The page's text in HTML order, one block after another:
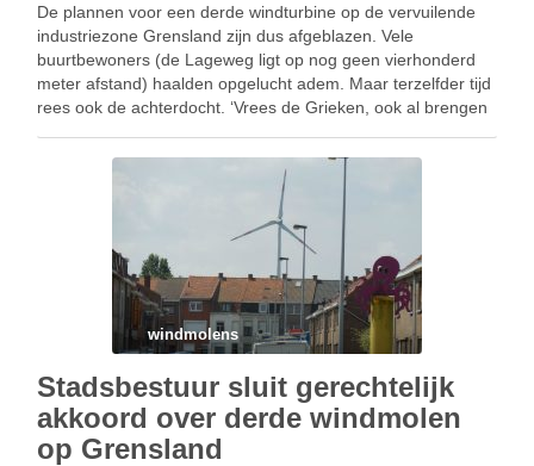
De plannen voor een derde windturbine op de vervuilende
industriezone Grensland zijn dus afgeblazen. Vele
buurtbewoners (de Lageweg ligt op nog geen vierhonderd
meter afstand) haalden opgelucht adem. Maar terzelfder tijd
rees ook de achterdocht. ‘Vrees de Grieken, ook al brengen
windmolens
Stadsbestuur sluit gerechtelijk
akkoord over derde windmolen
op Grensland